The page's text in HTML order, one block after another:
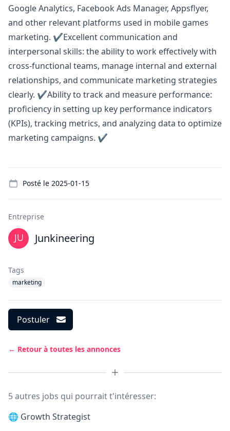
Google Analytics, Facebook Ads Manager, Appsflyer,
and other relevant platforms used in mobile games
marketing. ✔️Excellent communication and
interpersonal skills: the ability to work effectively with
cross-functional teams, manage internal and external
relationships, and communicate marketing strategies
clearly. ✔️Ability to track and measure performance:
proficiency in setting up key performance indicators
(KPIs), tracking metrics, and analyzing data to optimize
marketing campaigns. ✔️
Posté le 2025-01-15
Entreprise
Junkineering
Tags
marketing
Postuler
← Retour à toutes les annonces
5 autres jobs qui pourrait t'intéresser:
🌐 Growth Strategist